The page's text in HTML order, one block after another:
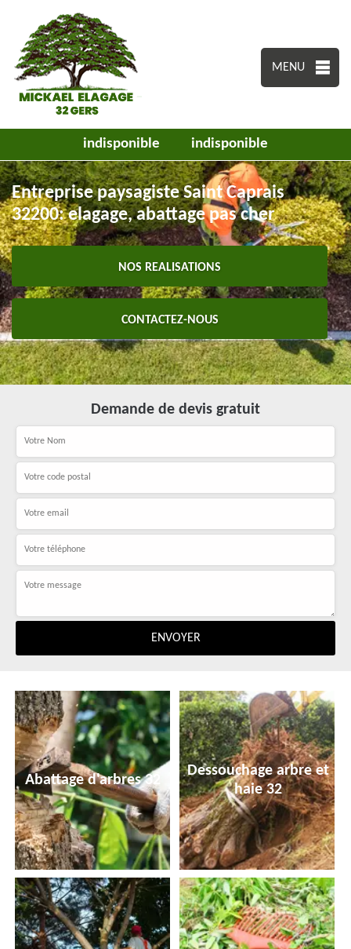
MENU
indisponible indisponible
Entreprise paysagiste Saint Caprais
32200: elagage, abattage pas cher
NOS REALISATIONS
CONTACTEZ-NOUS
Demande de devis gratuit
Abattage d'arbres 32
Dessouchage arbre et
haie 32